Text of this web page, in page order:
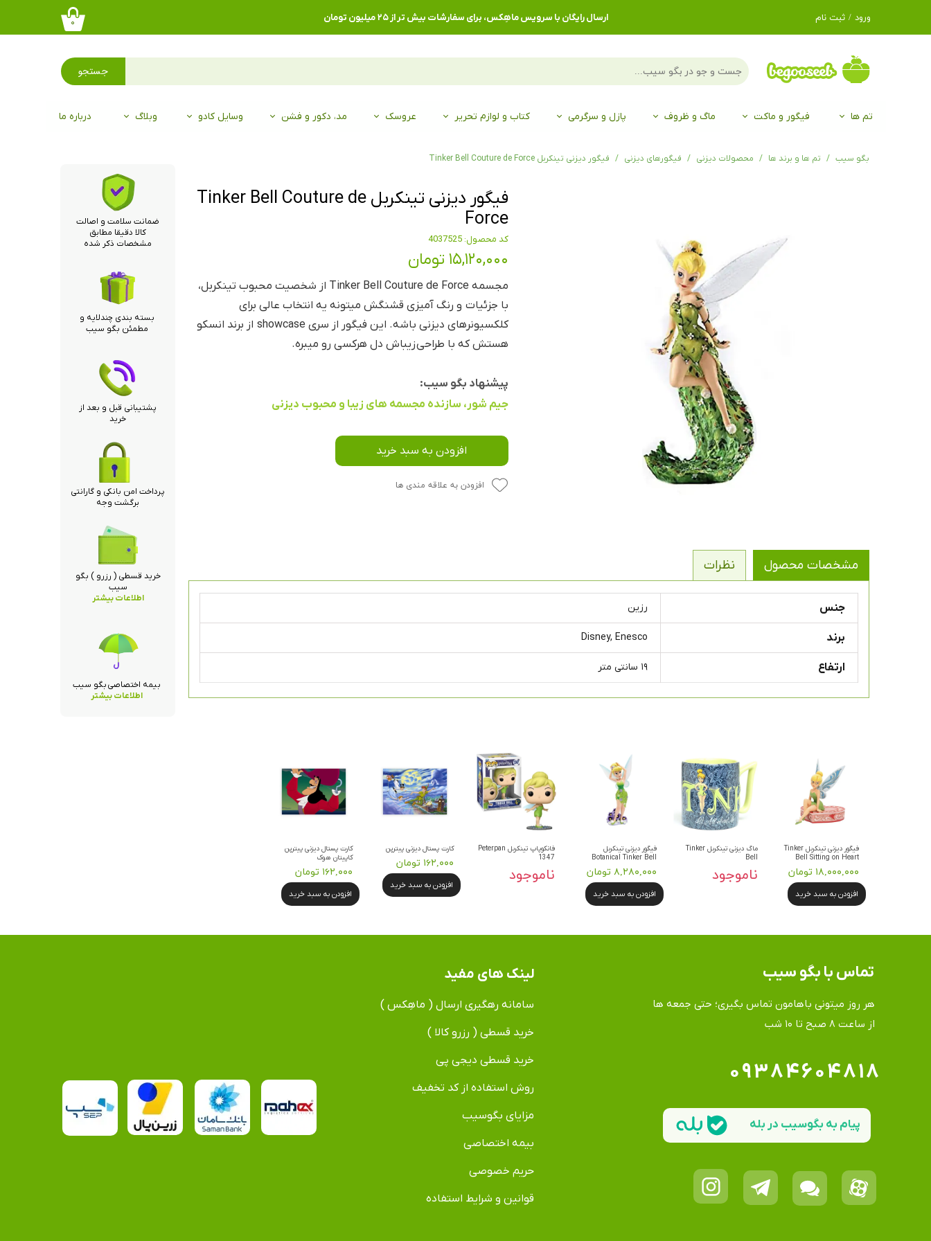
۰ ورود / ثبت نام
حساب کاربری من
تغییر گذر واژه
خروج از حساب
ارسال رایگان با سرویس ماهِکس، برای سفارشات بیش تر از ۲۵ میلیون تومان
جستجو
تم ها فیگور و ماکت ماگ و ظروف پازل و سرگرمی کتاب و لوازم تحریر عروسک مد، دکور و فشن وسایل کادو وبلاگ درباره ما
بگو سیب تم ها و برند ها محصولات دیزنی فیگورهای دیزنی فیگور دیزنی تینکربل Tinker Bell Couture de Force
فیگور دیزنی تینکربل Tinker Bell Couture de
Force
کد محصول: 4037525
۱۵,۱۲۰,۰۰۰ تومان
مجسمه Tinker Bell Couture de Force از شخصیت محبوب تینکربل،
با جزئیات و رنگ آمیزی قشنگش میتونه یه انتخاب عالی برای
کلکسیونرهای دیزنی باشه. این فیگور از سری showcase از برند انسکو
هستش که با طراحی زیباش دل هرکسی رو میبره.
پیشنهاد بگو سیب:
جیم شور، سازنده مجسمه های زیبا و محبوب دیزنی
افزودن به سبد خرید
افزودن به علاقه مندی ها
مشخصات محصول نظرات
جنس رزین
برند Disney, Enesco
ارتفاع ۱۹ سانتی متر
فیگور دیزنی تینکربل Tinker
Bell Sitting on Heart
۱۸,۰۰۰,۰۰۰ تومان
افزودن به سبد خرید
ماگ دیزنی تینکربل Tinker
Bell
ناموجود
فیگور دیزنی تینکربل
Botanical Tinker Bell
۸,۲۸۰,۰۰۰ تومان
افزودن به سبد خرید
فانکوپاپ تینکربل Peterpan
1347
ناموجود
کارت پستال دیزنی پیترپن
۱۶۲,۰۰۰ تومان
افزودن به سبد خرید
کارت پستال دیزنی پیترپن
کاپیتان هوک
۱۶۲,۰۰۰ تومان
افزودن به سبد خرید
ضمانت سلامت و اصالت
کالا دقیقا مطابق
مشخصات ذکر شده
بسته بندی چندلایه و
مطمئن بگو سیب
پشتیبانی قبل و بعد از
خرید
خرید قسطی ( رزرو ) بگو
سیب
اطلاعات بیشتر
پرداخت امن بانکی و گارانتی
برگشت وجه
بیمه اختصاصی بگو سیب
اطلاعات بیشتر
هر روز میتونی باهامون تماس بگیری؛ حتی جمعه ها
​​​​​​​از ساعت ۸ صبح تا ۱۰ شب
تماس​​​​​​​ با بگو سیب لینک های مفید
سامانه رهگیری ارسال ( ماهِکس )
خرید قسطی ( رزرو کالا )
خرید قسطی دیجی پی
روش استفاده از کد تخفیف
مزایای بگوسیب
بیمه اختصاصی
حریم خصوصی
قوانین و شرایط استفاده
۰۹۳۸۴۶۰۴۸۱۸
پیام به بگوسیب در بله